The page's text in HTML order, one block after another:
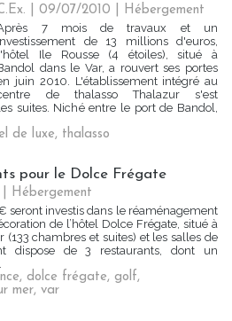
| 09/07/2010
Hébergement
7 mois de travaux et un
de 13 millions d'euros,
Ile Rousse (4 étoiles), situé à
dans le Var, a rouvert ses portes
juin 2010. L'établissement intégré au
de thalasso Thalazur s'est
suites. Niché entre le port de Bandol,
de luxe, thalasso
pour le Dolce Frégate
Hébergement
investis dans le réaménagement
de l’hôtel Dolce Frégate, situé à
(133 chambres et suites) et les salles de
dispose de 3 restaurants, dont un
, dolce frégate, golf,
mer, var